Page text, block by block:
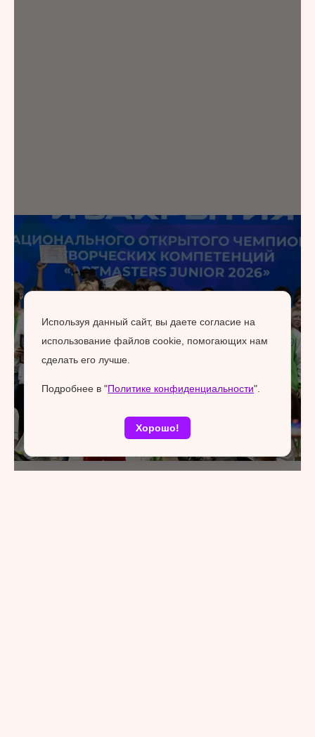
Используя данный сайт, вы даете согласие на
использование файлов cookie, помогающих нам
сделать его лучше.
Подробнее в "Политике конфиденциальности".
Хорошо!